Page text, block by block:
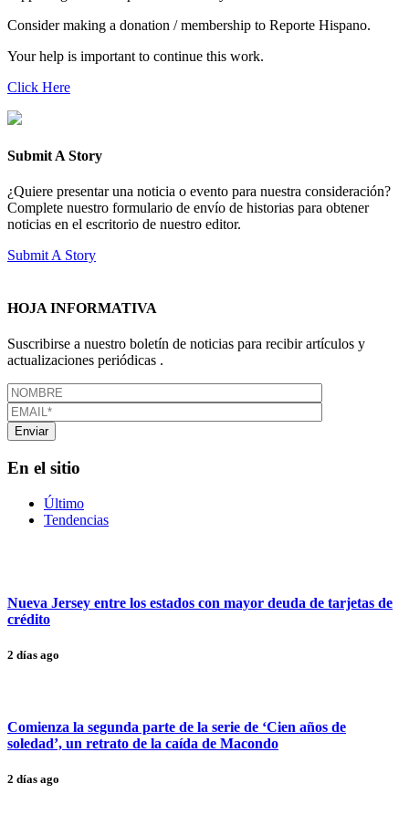
Consider making a donation / membership to Reporte Hispano.
Your help is important to continue this work.
Click Here
Submit A Story
¿Quiere presentar una noticia o evento para nuestra consideración?
Complete nuestro formulario de envío de historias para obtener
noticias en el escritorio de nuestro editor.
Submit A Story
HOJA INFORMATIVA
Suscribirse a nuestro boletín de noticias para recibir artículos y
actualizaciones periódicas .
En el sitio
Último
Tendencias
Nueva Jersey entre los estados con mayor deuda de tarjetas de
crédito
2 días ago
Comienza la segunda parte de la serie de ‘Cien años de
soledad’, un retrato de la caída de Macondo
2 días ago